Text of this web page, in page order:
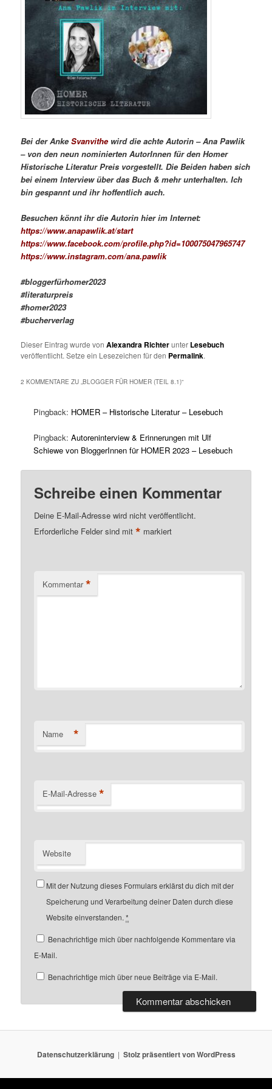
Bei der AnkeSvanvithewird die achte Autorin – Ana Pawlik
– von den neun nominierten AutorInnen für den Homer
Historische Literatur Preis vorgestellt.Die Beiden haben sich
bei einem Interview über das Buch & mehr unterhalten. Ich
bin gespannt und ihr hoffentlich auch.
Besuchen könnt ihr die Autorin hier im Internet:
https://www.anapawlik.at/start
https://www.facebook.com/profile.php?id=100075047965747
https://www.instagram.com/ana.pawlik
#bloggerfürhomer2023
#literaturpreis
#homer2023
#bucherverlag
Dieser Eintrag wurde vonAlexandra Richterunter Lesebuch
veröffentlicht. Setze ein Lesezeichen für den Permalink.
2 KOMMENTARE ZU „BLOGGER FÜR HOMER (TEIL 8.1)“
Pingback: HOMER – Historische Literatur – Lesebuch
Pingback:Autoreninterview & Erinnerungen mit Ulf
Schiewe von BloggerInnen für HOMER 2023 – Lesebuch
Schreibe einen Kommentar
Deine E-Mail-Adresse wird nicht veröffentlicht.
Erforderliche Felder sind mit* markiert
Kommentar *
Name *
E-Mail-Adresse *
Website
Mit der Nutzung dieses Formulars erklärst du dich mit der
Speicherung und Verarbeitung deiner Daten durch diese
Website einverstanden.*
Benachrichtige mich über nachfolgende Kommentare via
E-Mail.
Benachrichtige mich über neue Beiträge via E-Mail.
Datenschutzerklärung Stolz präsentiert von WordPress